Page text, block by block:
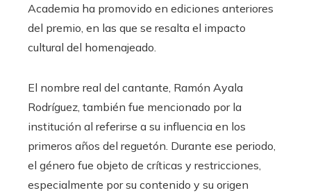
Academia ha promovido en ediciones anteriores
del premio, en las que se resalta el impacto
cultural del homenajeado.
El nombre real del cantante, Ramón Ayala
Rodríguez, también fue mencionado por la
institución al referirse a su influencia en los
primeros años del reguetón. Durante ese periodo,
el género fue objeto de críticas y restricciones,
especialmente por su contenido y su origen